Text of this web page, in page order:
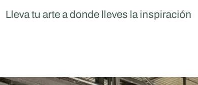
Lleva tu arte a donde lleves la inspiración